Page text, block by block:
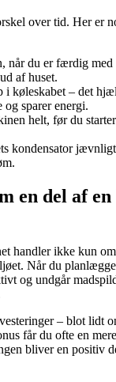
over tid. Her er
når du er færdig med
af huset.
i køleskabet – det
og sparer energi.
helt, før du
kondensator
en del af
handler ikke kun
Når du
og undgår
– blot lidt
får du ofte en
bliver en positiv